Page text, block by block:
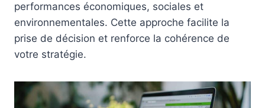
performances économiques, sociales et
environnementales. Cette approche facilite la
prise de décision et renforce la cohérence de
votre stratégie.